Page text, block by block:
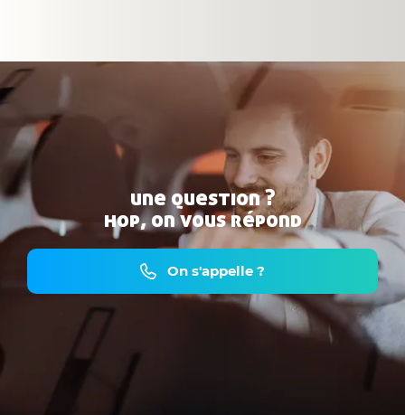
une question ?
hop, on vous répond
On s'appelle ?